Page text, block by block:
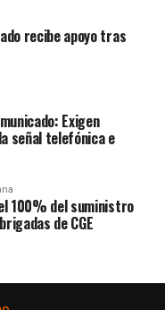
recibe apoyo tras
Exigen
señal telefónica e
100% del suministro
de CGE